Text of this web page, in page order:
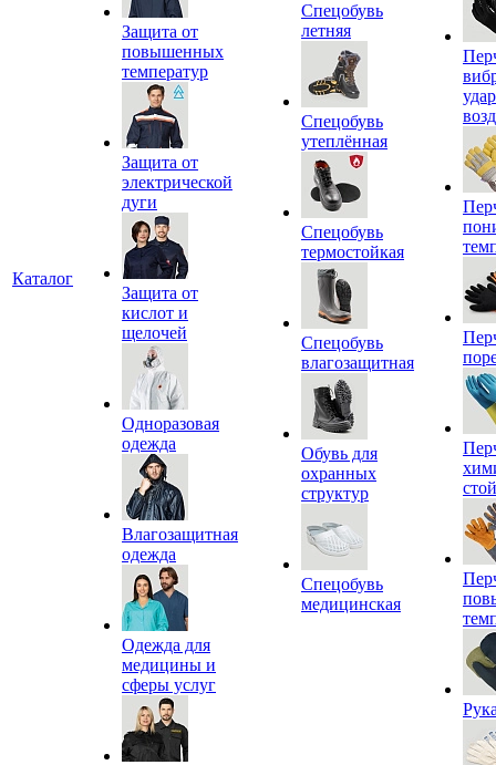
Каталог
Защита от
повышенных
температур
Защита от
электрической
дуги
Защита от
кислот и
щелочей
Одноразовая
одежда
Влагозащитная
одежда
Одежда для
медицины и
сферы услуг
Спецобувь
летняя
Спецобувь
утеплённая
Спецобувь
термостойкая
Спецобувь
влагозащитная
Обувь для
охранных
структур
Спецобувь
медицинская